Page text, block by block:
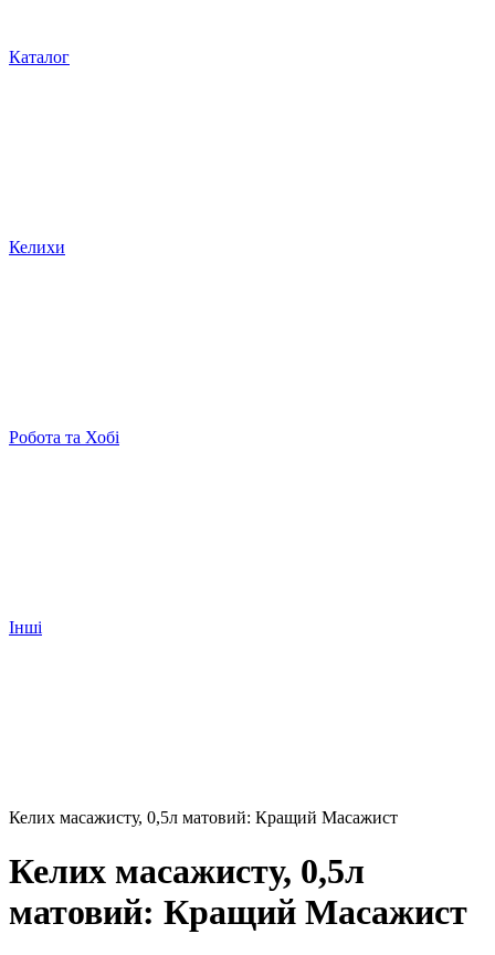
Каталог
Келихи
Робота та Хобі
Інші
Келих масажисту, 0,5л матовий: Кращий Масажист
Келих масажисту, 0,5л
матовий: Кращий Масажист